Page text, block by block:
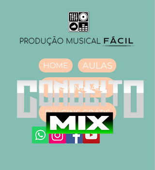
HOME AULAS
DOWNLOAD
PLUGINS GRÁTIS